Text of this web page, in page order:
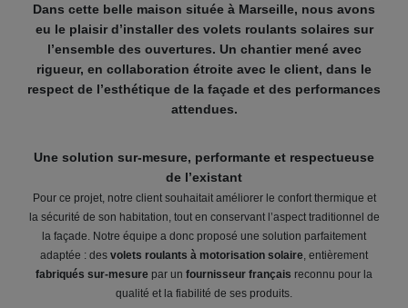
Dans cette belle maison située à Marseille, nous avons
eu le plaisir d’installer des volets roulants solaires sur
l’ensemble des ouvertures. Un chantier mené avec
rigueur, en collaboration étroite avec le client, dans le
respect de l’esthétique de la façade et des performances
attendues.
Une solution sur-mesure, performante et respectueuse
de l’existant
Pour ce projet, notre client souhaitait améliorer le confort thermique et
la sécurité de son habitation, tout en conservant l’aspect traditionnel de
la façade. Notre équipe a donc proposé une solution parfaitement
adaptée : des volets roulants à motorisation solaire, entièrement
fabriqués sur-mesure par un fournisseur français reconnu pour la
qualité et la fiabilité de ses produits.